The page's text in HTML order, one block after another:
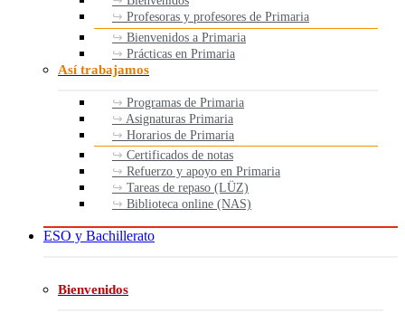
Profesoras y profesores de Primaria
Bienvenidos a Primaria
Prácticas en Primaria
Así trabajamos
Programas de Primaria
Asignaturas Primaria
Horarios de Primaria
Certificados de notas
Refuerzo y apoyo en Primaria
Tareas de repaso (LÜZ)
Biblioteca online (NAS)
ESO y Bachillerato
Bienvenidos